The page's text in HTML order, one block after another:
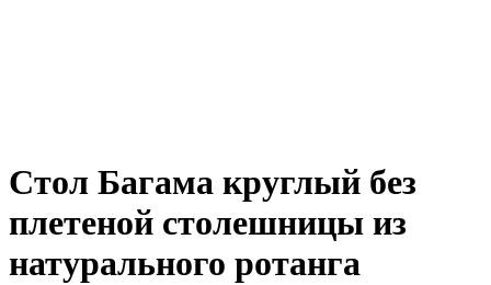
Стол Багама круглый без
плетеной столешницы из
натурального ротанга